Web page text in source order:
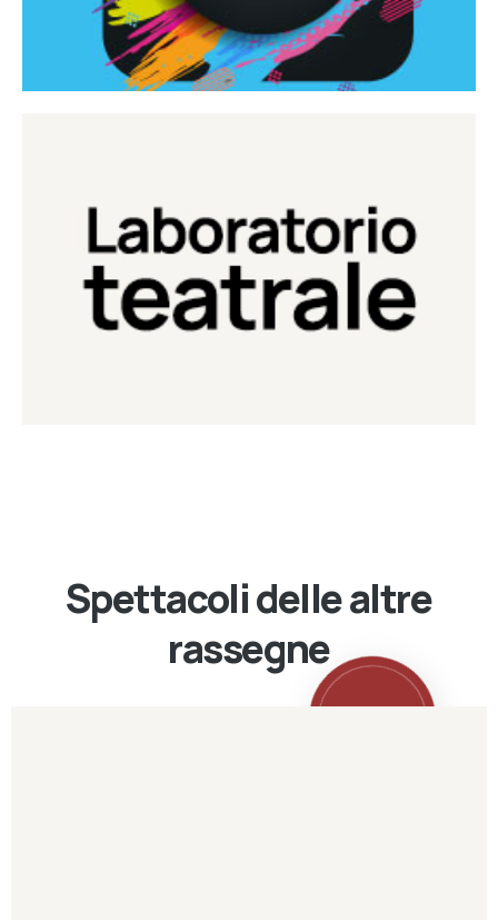
Laboratorio Teatrale
Laboratorio di teatro del Teatro Eduardo de Filippo
Continua
Spettacoli delle altre
rassegne